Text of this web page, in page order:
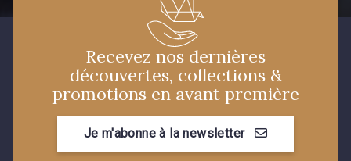
Recevez nos dernières
découvertes, collections &
promotions en avant première
Je m'abonne à la newsletter